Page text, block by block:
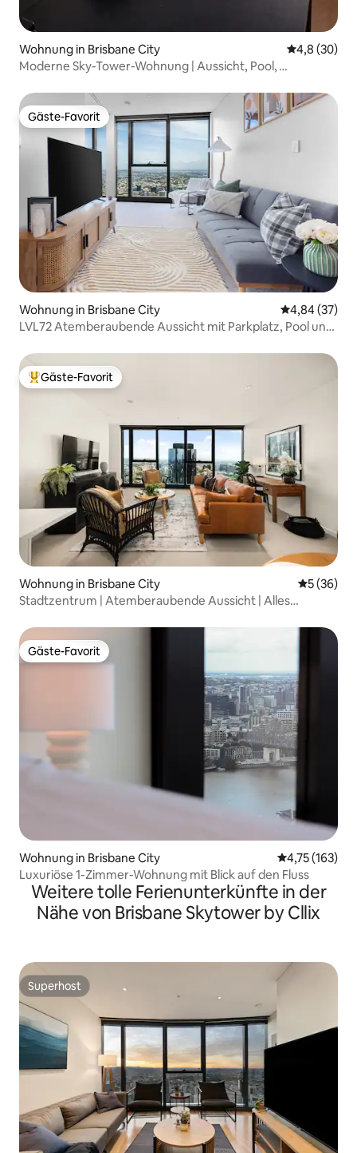
Wohnung in Brisbane City
4,8 (30)
Moderne Sky-Tower-Wohnung | Aussicht, Pool,
Gäste-Favorit
Gäste-Favorit
Wohnung in Brisbane City
4,84 (37)
LVL72 Atemberaubende Aussicht mit Parkplatz, Pool und
Beliebter Gäste-Favorit.
Gäste-Favorit
Wohnung in Brisbane City
5 (36)
Stadtzentrum | Atemberaubende Aussicht | Alles
Gäste-Favorit
Gäste-Favorit
Wohnung in Brisbane City
4,75 (163)
Luxuriöse 1-Zimmer-Wohnung mit Blick auf den Fluss
Weitere tolle Ferienunterkünfte in der
Nähe von Brisbane Skytower by Cllix
Superhost
Superhost